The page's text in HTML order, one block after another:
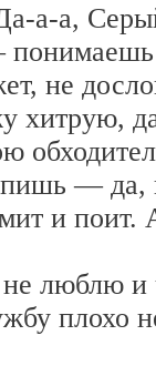
а-а,
не
хитрую,
— да,
и
люблю и
плохо